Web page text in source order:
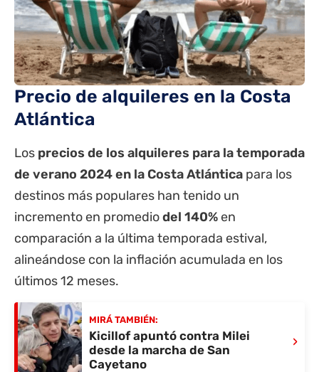
Precio de alquileres en la Costa
Atlántica
Los precios de los alquileres para la temporada
de verano 2024 en la Costa Atlántica para los
destinos más populares han tenido un
incremento en promediodel 140% en
comparación a la última temporada estival,
alineándose con la inflación acumulada en los
últimos 12 meses.
MIRÁ TAMBIÉN:
Kicillof apuntó contra Milei
desde la marcha de San
Cayetano
›